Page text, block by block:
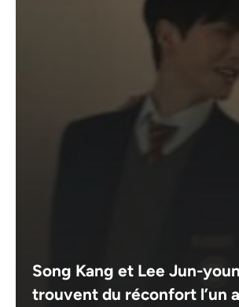
Song Kang et Lee Jun-
trouvent du réconfort l’un